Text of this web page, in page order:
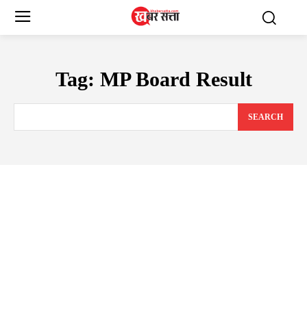
Tag: MP Board Result
SEARCH